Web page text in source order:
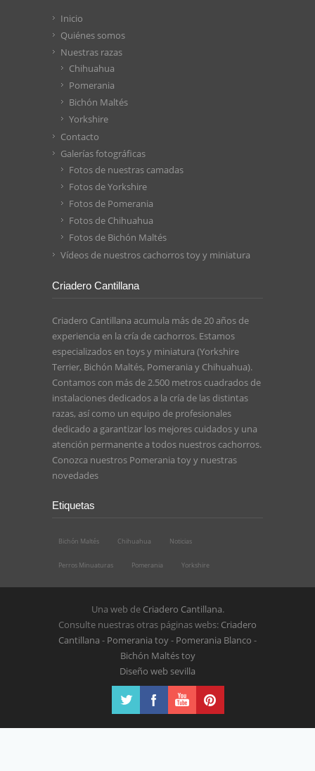
Inicio
Quiénes somos
Nuestras razas
Chihuahua
Pomerania
Bichón Maltés
Yorkshire
Contacto
Galerías fotográficas
Fotos de nuestras camadas
Fotos de Yorkshire
Fotos de Pomerania
Fotos de Chihuahua
Fotos de Bichón Maltés
Vídeos de nuestros cachorros toy y miniatura
Criadero Cantillana
Criadero Cantillana acumula más de 20 años de
experiencia en la cría de cachorros. Estamos
especializados en toys y miniatura (Yorkshire
Terrier, Bichón Maltés, Pomerania y Chihuahua).
Contamos con más de 2.500 metros cuadrados de
instalaciones dedicados a la cría de las distintas
razas, así como un equipo de profesionales
dedicado a garantizar los mejores cuidados y una
atención permanente a todos nuestros cachorros.
Conozca nuestros Pomerania toyy nuestras
novedades
Etiquetas
Bichón Maltés Chihuahua Noticias
Perros Minuaturas Pomerania Yorkshire
Una web de Criadero Cantillana.
Consulte nuestras otras páginas webs: Criadero
Cantillana - Pomerania toy- Pomerania Blanco -
Bichón Maltés toy
Diseño web sevilla